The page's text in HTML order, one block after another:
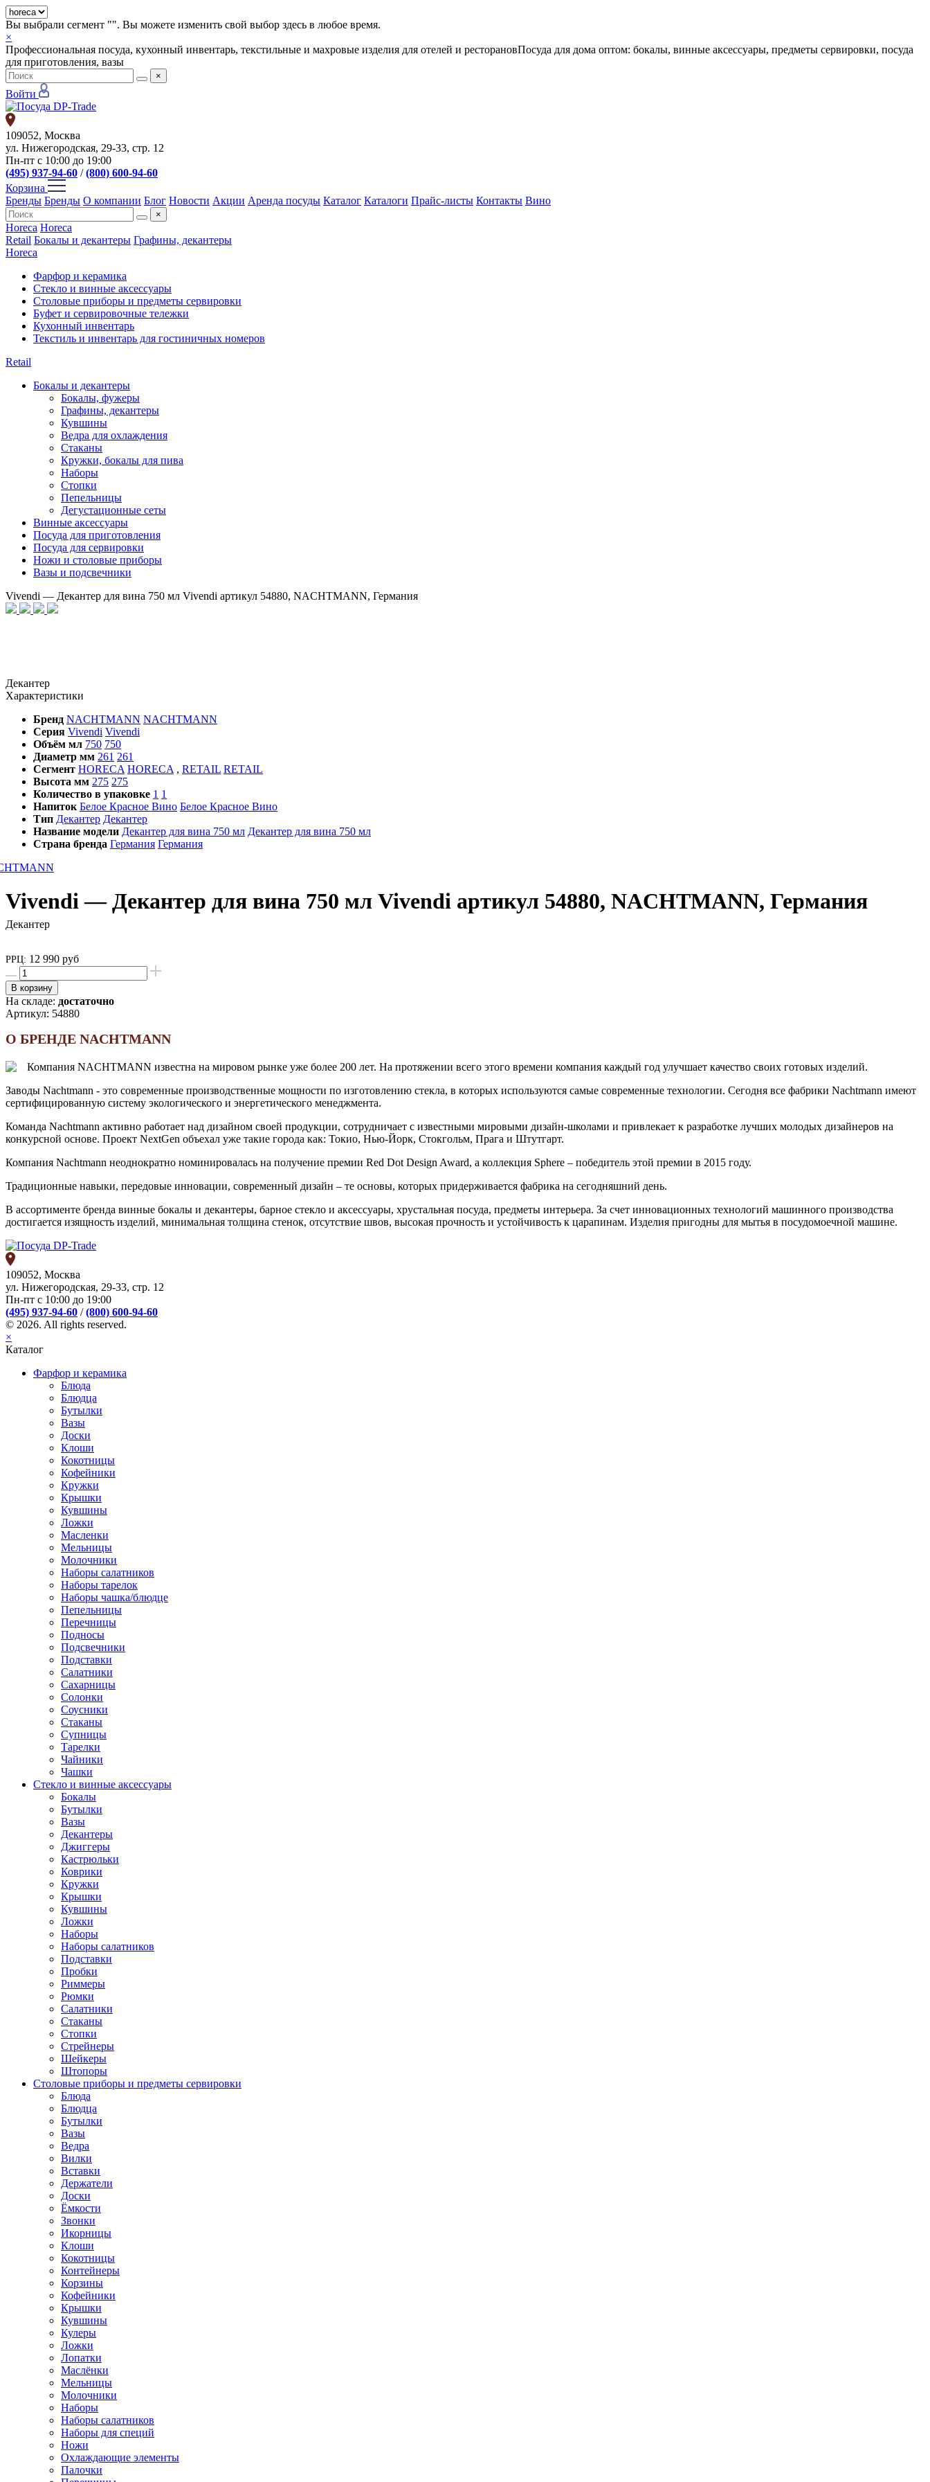
Вы выбрали сегмент "". Вы можете изменить свой выбор здесь в любое время.
×
Профессиональная посуда, кухонный инвентарь, текстильные и махровые изделия для отелей и ресторановПосуда для дома оптом: бокалы, винные аксессуары, предметы сервировки, посуда
для приготовления, вазы
×
Войти
109052, Москва
ул. Нижегородская, 29-33, стр. 12
Пн-пт с 10:00 до 19:00
(495) 937-94-60 /(800) 600-94-60
Корзина
Бренды Бренды О компании Блог Новости Акции Аренда посуды Каталог Каталоги Прайс-листы Контакты Вино
×
Horeca Horeca
Retail Бокалы и декантеры Графины, декантеры
Horeca
Фарфор и керамика
Стекло и винные аксессуары
Столовые приборы и предметы сервировки
Буфет и сервировочные тележки
Кухонный инвентарь
Текстиль и инвентарь для гостиничных номеров
Retail
Бокалы и декантеры
Бокалы, фужеры
Графины, декантеры
Кувшины
Ведра для охлаждения
Стаканы
Кружки, бокалы для пива
Наборы
Стопки
Пепельницы
Дегустационные сеты
Винные аксессуары
Посуда для приготовления
Посуда для сервировки
Ножи и столовые приборы
Вазы и подсвечники
Vivendi — Декантер для вина 750 мл Vivendi артикул 54880, NACHTMANN, Германия
Декантер
Характеристики
Бренд NACHTMANN NACHTMANN
Серия Vivendi Vivendi
Объём мл 750 750
Диаметр мм 261 261
Сегмент HORECA HORECA , RETAIL RETAIL
Высота мм 275 275
Количество в упаковке 1 1
Напиток Белое Красное Вино Белое Красное Вино
Тип Декантер Декантер
Название модели Декантер для вина 750 мл Декантер для вина 750 мл
Страна бренда Германия Германия
Vivendi — Декантер для вина 750 мл Vivendi артикул 54880, NACHTMANN, Германия
Декантер
РРЦ: 12 990 руб
В корзину
На складе: достаточно
Артикул: 54880
О БРЕНДЕ NACHTMANN
Компания NACHTMANN известна на мировом рынке уже более 200 лет. На протяжении всего этого времени компания каждый год улучшает качество своих готовых изделий.
Заводы Nachtmann - это современные производственные мощности по изготовлению стекла, в которых используются самые современные технологии. Сегодня все фабрики Nachtmann имеют
сертифицированную систему экологического и энергетического менеджмента.
Команда Nachtmann активно работает над дизайном своей продукции, сотрудничает с известными мировыми дизайн-школами и привлекает к разработке лучших молодых дизайнеров на
конкурсной основе. Проект NextGen объехал уже такие города как: Токио, Нью-Йорк, Стокгольм, Прага и Штутгарт.
Компания Nachtmann неоднократно номинировалась на получение премии Red Dot Design Award, а коллекция Sphere – победитель этой премии в 2015 году.
Традиционные навыки, передовые инновации, современный дизайн – те основы, которых придерживается фабрика на сегодняшний день.
В ассортименте бренда винные бокалы и декантеры, барное стекло и аксессуары, хрустальная посуда, предметы интерьера. За счет инновационных технологий машинного производства
достигается изящность изделий, минимальная толщина стенок, отсутствие швов, высокая прочность и устойчивость к царапинам. Изделия пригодны для мытья в посудомоечной машине.
109052, Москва
ул. Нижегородская, 29-33, стр. 12
Пн-пт с 10:00 до 19:00
(495) 937-94-60 /(800) 600-94-60
© 2026. All rights reserved.
×
Каталог
Фарфор и керамика
Блюда
Блюдца
Бутылки
Вазы
Доски
Клоши
Кокотницы
Кофейники
Кружки
Крышки
Кувшины
Ложки
Масленки
Мельницы
Молочники
Наборы салатников
Наборы тарелок
Наборы чашка/блюдце
Пепельницы
Перечницы
Подносы
Подсвечники
Подставки
Салатники
Сахарницы
Солонки
Соусники
Стаканы
Супницы
Тарелки
Чайники
Чашки
Стекло и винные аксессуары
Бокалы
Бутылки
Вазы
Декантеры
Джиггеры
Кастрюльки
Коврики
Кружки
Крышки
Кувшины
Ложки
Наборы
Наборы салатников
Подставки
Пробки
Риммеры
Рюмки
Салатники
Стаканы
Стопки
Стрейнеры
Шейкеры
Штопоры
Столовые приборы и предметы сервировки
Блюда
Блюдца
Бутылки
Вазы
Ведра
Вилки
Вставки
Держатели
Доски
Ёмкости
Звонки
Икорницы
Клоши
Кокотницы
Контейнеры
Корзины
Кофейники
Крышки
Кувшины
Кулеры
Ложки
Лопатки
Маслёнки
Мельницы
Молочники
Наборы
Наборы салатников
Наборы для специй
Ножи
Охлаждающие элементы
Палочки